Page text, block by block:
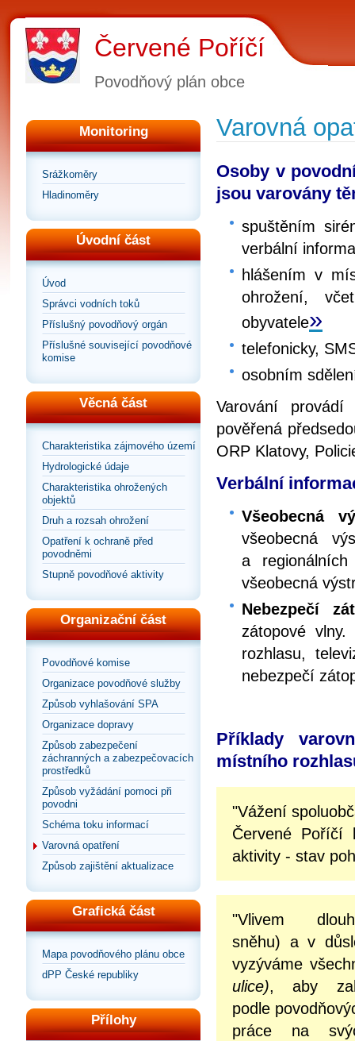
Červené Poříčí
Povodňový plán obce
Monitoring
Srážkoměry
Hladinoměry
Úvodní část
Úvod
Správci vodních toků
Příslušný povodňový orgán
Příslušné související povodňové
komise
Věcná část
Charakteristika zájmového území
Hydrologické údaje
Charakteristika ohrožených
objektů
Druh a rozsah ohrožení
Opatření k ochraně před
povodněmi
Stupně povodňové aktivity
Organizační část
Povodňové komise
Organizace povodňové služby
Způsob vyhlašování SPA
Organizace dopravy
Způsob zabezpečení
záchranných a zabezpečovacích
prostředků
Způsob vyžádání pomoci při
povodni
Schéma toku informací
Varovná opatření
Způsob zajištění aktualizace
Grafická část
Mapa povodňového plánu obce
dPP České republiky
Přílohy
Varovná
Osoby v
jsou varovány
spuštěním
verbální
hlášením v
ohrožení,
obyvatele»
telefonicky,
osobním
Varování
pověřená
ORP Klatovy,
Verbální
Všeobecná
všeobecná
a regionálních
všeobecná
Nebezpečí
zátopové
rozhlasu,
nebezpečí
Příklady
místního
"Vážení
Červené Poříčí
aktivity - stav
"Vlivem
sněhu) a v
vyzýváme
ulice), aby
podle
práce na